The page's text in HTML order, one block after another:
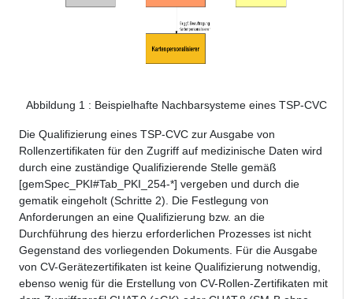
Abbildung 1: Beispielhafte Nachbarsysteme eines TSP-CVC
Die Qualifizierung eines TSP-CVC zur Ausgabe von
Rollenzertifikaten für den Zugriff auf medizinische Daten wird
durch eine zuständige Qualifizierende Stelle gemäß
[gemSpec_PKI#Tab_PKI_254-*] vergeben und durch die
gematik eingeholt (Schritte 2). Die Festlegung von
Anforderungen an eine Qualifizierung bzw. an die
Durchführung des hierzu erforderlichen Prozesses ist nicht
Gegenstand des vorliegenden Dokuments. Für die Ausgabe
von CV-Gerätezertifikaten ist keine Qualifizierung notwendig,
ebenso wenig für die Erstellung von CV-Rollen-Zertifikaten mit